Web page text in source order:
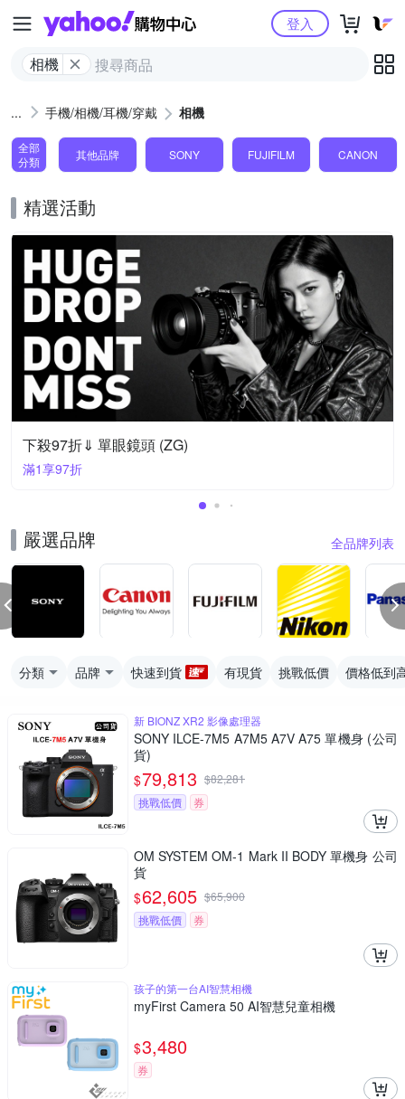
Yahoo購物中心
相機
登入
手機/相機/耳機/穿戴 相機
全部
分類
其他品牌 SONY FUJIFILM CANON
精選活動
下殺97折⇓ 單眼鏡頭 (ZG)
滿1享97折
嚴選品牌 全品牌列表
分類 品牌 快速到貨 有現貨 挑戰低價 價格低到
新 BIONZ XR2 影像處理器
SONY ILCE-7M5 A7M5 A7V A75 單機身 (公司
貨)
$79,813 $82,281
挑戰低價
券
OM SYSTEM OM-1 Mark II BODY 單機身 公司
貨
$62,605 $65,900
挑戰低價
券
孩子的第一台AI智慧相機
myFirst Camera 50 AI智慧兒童相機
$3,480
券